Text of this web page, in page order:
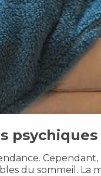
psychiques
du sommeil. La